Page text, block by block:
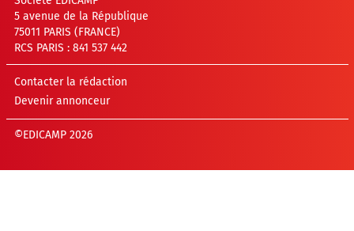
5 avenue de la République
75011 PARIS (FRANCE)
RCS PARIS : 841 537 442
Contacter la rédaction
Devenir annonceur
©EDICAMP 2026